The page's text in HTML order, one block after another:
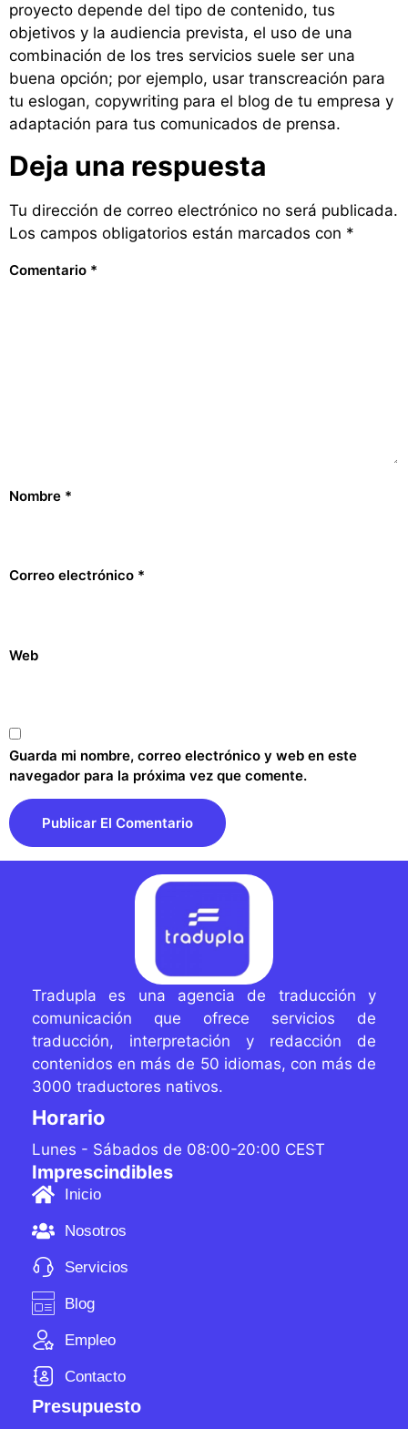
proyecto depende del tipo de contenido, tus
objetivos y la audiencia prevista, el uso de una
combinación de los tres servicios suele ser una
buena opción; por ejemplo, usar transcreación para
tu eslogan, copywriting para el blog de tu empresa y
adaptación para tus comunicados de prensa.
Deja una respuesta
Tu dirección de correo electrónico no será publicada.
Los campos obligatorios están marcados con *
Comentario *
Nombre *
Correo electrónico *
Web
Guarda mi nombre, correo electrónico y web en este
navegador para la próxima vez que comente.
Tradupla es una agencia de traducción y
comunicación que ofrece servicios de
traducción, interpretación y redacción de
contenidos en más de 50 idiomas, con más de
3000 traductores nativos.
Horario
Lunes - Sábados de 08:00-20:00 CEST
Imprescindibles
Inicio
Nosotros
Servicios
Blog
Empleo
Contacto
Presupuesto